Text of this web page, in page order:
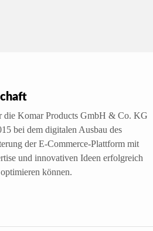
die Komar Products GmbH & Co. KG
bei dem digitalen Ausbau des
der E-Commerce-Plattform mit
und innovativen Ideen erfolgreich
können.